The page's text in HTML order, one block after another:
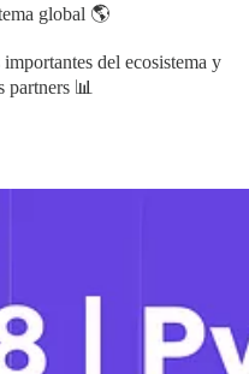
global 🌎
del ecosistema y
partners 📊